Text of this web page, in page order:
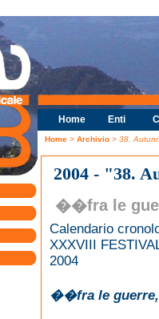
Home Enti
Home > Archivio > 38.
2004 - "38.
��fra le
Calendario
XXXVIII
2004
��fra le